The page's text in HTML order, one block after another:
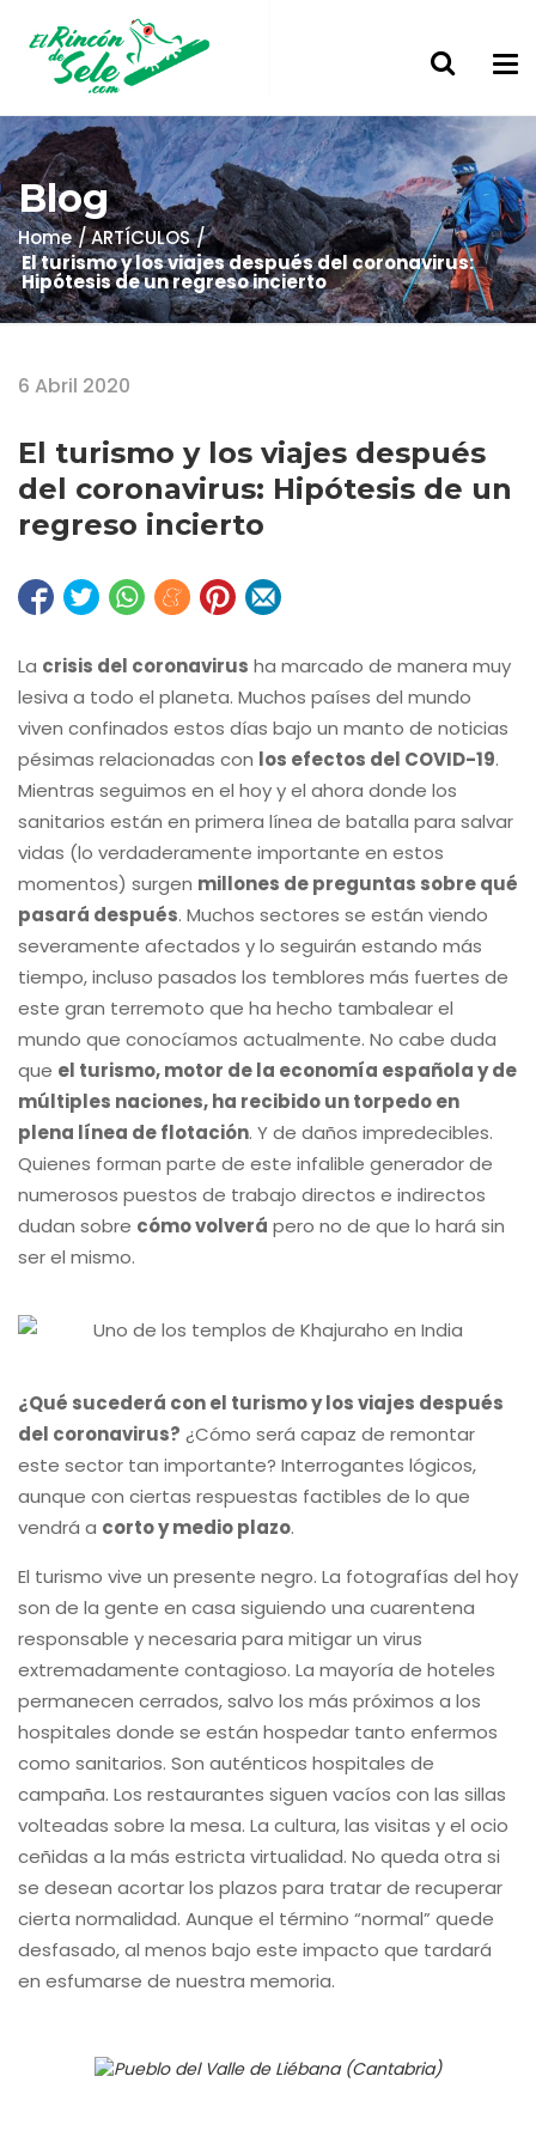
Blog
Home
ARTÍCULOS
El turismo y los viajes después del coronavirus:
Hipótesis de un regreso incierto
6 Abril 2020
El turismo y los viajes después
del coronavirus: Hipótesis de un
regreso incierto
La crisis del coronavirus ha marcado de manera muy
lesiva a todo el planeta. Muchos países del mundo
viven confinados estos días bajo un manto de noticias
pésimas relacionadas con los efectos del COVID-19.
Mientras seguimos en el hoy y el ahora donde los
sanitarios están en primera línea de batalla para salvar
vidas (lo verdaderamente importante en estos
momentos) surgen millones de preguntas sobre qué
pasará después. Muchos sectores se están viendo
severamente afectados y lo seguirán estando más
tiempo, incluso pasados los temblores más fuertes de
este gran terremoto que ha hecho tambalear el
mundo que conocíamos actualmente. No cabe duda
que el turismo, motor de la economía española y de
múltiples naciones, ha recibido un torpedo en
plena línea de flotación. Y de daños impredecibles.
Quienes forman parte de este infalible generador de
numerosos puestos de trabajo directos e indirectos
dudan sobre cómo volverá pero no de que lo hará sin
ser el mismo.
¿Qué sucederá con el turismo y los viajes después
del coronavirus? ¿Cómo será capaz de remontar
este sector tan importante? Interrogantes lógicos,
aunque con ciertas respuestas factibles de lo que
vendrá a corto y medio plazo.
El turismo vive un presente negro. La fotografías del hoy
son de la gente en casa siguiendo una cuarentena
responsable y necesaria para mitigar un virus
extremadamente contagioso. La mayoría de hoteles
permanecen cerrados, salvo los más próximos a los
hospitales donde se están hospedar tanto enfermos
como sanitarios. Son auténticos hospitales de
campaña. Los restaurantes siguen vacíos con las sillas
volteadas sobre la mesa. La cultura, las visitas y el ocio
ceñidas a la más estricta virtualidad. No queda otra si
se desean acortar los plazos para tratar de recuperar
cierta normalidad. Aunque el término “normal” quede
desfasado, al menos bajo este impacto que tardará
en esfumarse de nuestra memoria.